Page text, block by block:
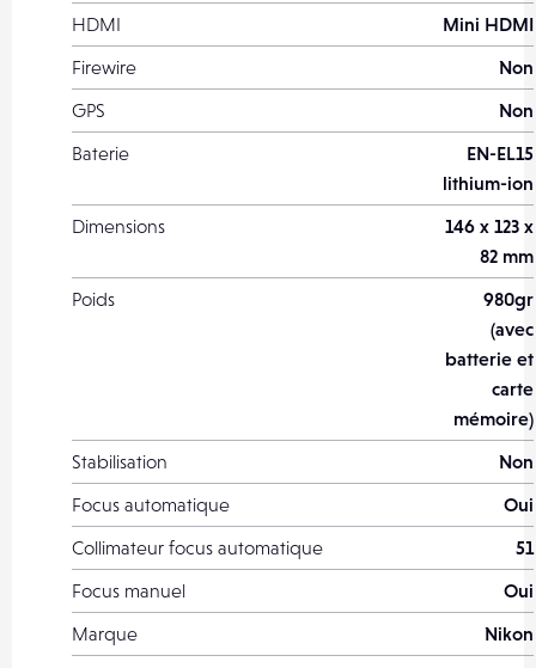
HDMI
Mini HDMI
Firewire
Non
GPS
Non
Baterie
EN-EL15
lithium-ion
Dimensions
146 x 123 x
82 mm
Poids
980gr
(avec
batterie et
carte
mémoire)
Stabilisation
Non
Focus automatique
Oui
Collimateur focus automatique
51
Focus manuel
Oui
Marque
Nikon